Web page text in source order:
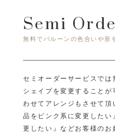
Semi
無料でバルーンの色合いや形
セミオーダーサービスでは
シェイプを変更することが
わせてアレンジもさせて頂
品をピンク系に変更したい
更したい』などお客様のお